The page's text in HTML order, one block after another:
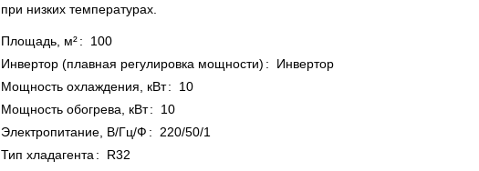
при низких температурах.
Площадь, м²:
100
Инвертор (плавная регулировка мощности) :
Инвертор
Мощность охлаждения, кВт:
10
Мощность обогрева, кВт:
10
Электропитание, В/Гц/Ф :
220/50/1
Тип хладагента : R32